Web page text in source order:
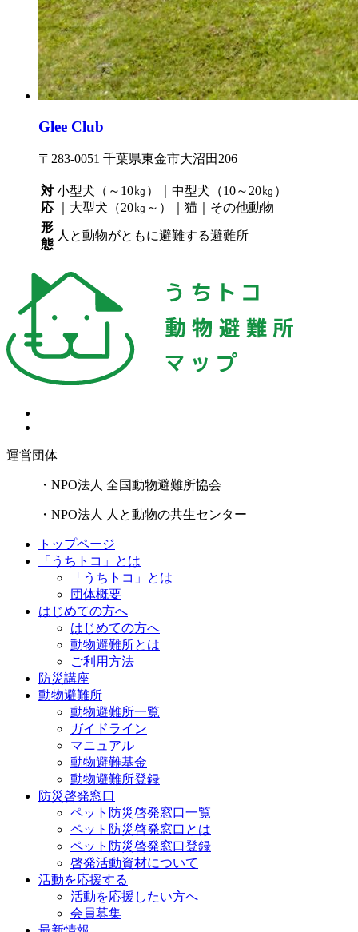
Glee Club
〒283-0051 千葉県東金市大沼田206
対
応
小型犬（～10㎏）｜中型犬（10～20㎏）
｜大型犬（20㎏～）｜猫｜その他動物
形
態
人と動物がともに避難する避難所
運営団体
・NPO法人 全国動物避難所協会
・NPO法人 人と動物の共生センター
トップページ
「うちトコ」とは
「うちトコ」とは
団体概要
はじめての方へ
はじめての方へ
動物避難所とは
ご利用方法
防災講座
動物避難所
動物避難所一覧
ガイドライン
マニュアル
動物避難基金
動物避難所登録
防災啓発窓口
ペット防災啓発窓口一覧
ペット防災啓発窓口とは
ペット防災啓発窓口登録
啓発活動資材について
活動を応援する
活動を応援したい方へ
会員募集